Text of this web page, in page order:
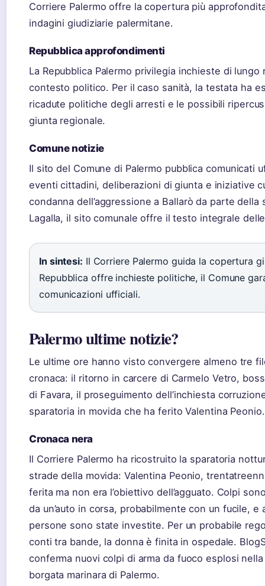
Corriere Palermo offre la copertura più
indagini giudiziarie palermitane.
Repubblica approfondimenti
La Repubblica Palermo privilegia inchieste di lungo
contesto politico. Per il caso sanità, la testata ha
ricadute politiche degli arresti e le possibili
giunta regionale.
Comune notizie
Il sito del Comune di Palermo pubblica comunicati
eventi cittadini, deliberazioni di giunta e iniziative
condanna dell’aggressione a Ballarò da parte della
Lagalla, il sito comunale offre il testo integrale
In sintesi: Il Corriere Palermo guida la copertura
Repubblica offre inchieste politiche, il Comune
comunicazioni ufficiali.
Palermo ultime notizie?
Le ultime ore hanno visto convergere almeno tre
cronaca: il ritorno in carcere di Carmelo Vetro,
di Favara, il proseguimento dell’inchiesta
sparatoria in movida che ha ferito Valentina Peonio.
Cronaca nera
Il Corriere Palermo ha ricostruito la sparatoria
strade della movida: Valentina Peonio,
ferita ma non era l’obiettivo dell’agguato. Colpi
da un’auto in corsa, probabilmente con un fucile, e
persone sono state investite. Per un probabile
conti tra bande, la donna è finita in ospedale.
conferma nuovi colpi di arma da fuoco esplosi
borgata marinara di Palermo.